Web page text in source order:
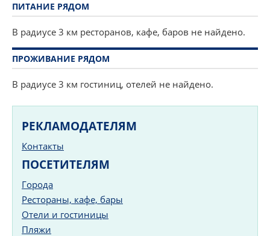
ПИТАНИЕ РЯДОМ
В радиусе 3 км ресторанов, кафе, баров не найдено.
ПРОЖИВАНИЕ РЯДОМ
В радиусе 3 км гостиниц, отелей не найдено.
РЕКЛАМОДАТЕЛЯМ
Контакты
ПОСЕТИТЕЛЯМ
Города
Рестораны, кафе, бары
Отели и гостиницы
Пляжи